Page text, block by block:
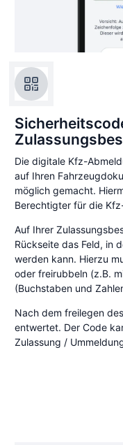
Die digitale Kfz-
auf Ihren
möglich gemacht.
Berechtigter für die
Auf Ihrer
Rückseite das Feld, in
werden kann. Hierzu
oder freirubbeln (z.B.
(Buchstaben und
Nach dem freilegen
entwertet. Der Code
Zulassung /